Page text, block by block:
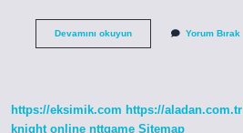
Devamını okuyunErmeni
Yorum Bırak
https://eksimik.com https://aladan.com.tr
knight online nttgame Sitemap